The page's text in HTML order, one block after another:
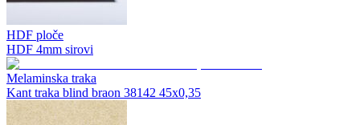
HDF ploče
HDF 4mm sirovi
Melaminska traka
Kant traka blind braon 38142 45x0,35